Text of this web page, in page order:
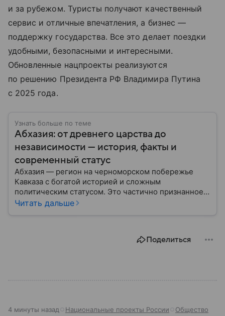
и за рубежом. Туристы получают качественный
сервис и отличные впечатления, а бизнес —
поддержку государства. Все это делает поездки
удобными, безопасными и интересными.
Обновленные нацпроекты реализуются
по решению Президента РФ Владимира Путина
с 2025 года.
Узнать больше по теме
Абхазия: от древнего царства до
независимости — история, факты и
современный статус
Абхазия — регион на черноморском побережье
Кавказа с богатой историей и сложным
политическим статусом. Это частично признанное
государство, независимость которого признают
Приднестровье. Вануату и Тувалу — отозвали
Читать дальше
Поделиться
4 минуты назад Национальные проекты России Общество